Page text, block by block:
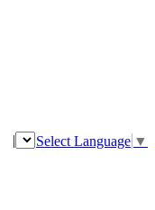
| Select Language ▼